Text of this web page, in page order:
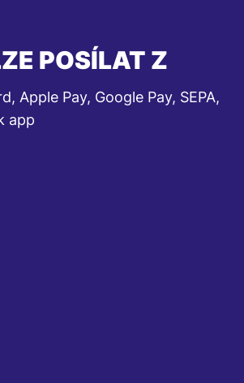
POSÍLAT Z
Apple Pay, Google Pay, SEPA,
app